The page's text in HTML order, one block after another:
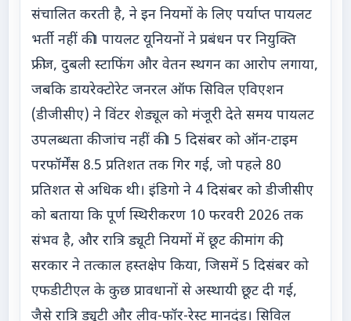
संचालित करती है, ने इन नियमों के लिए पर्याप्त पायलट
भर्ती नहीं की। पायलट यूनियनों ने प्रबंधन पर नियुक्ति
फ्रीज, दुबली स्टाफिंग और वेतन स्थगन का आरोप लगाया,
जबकि डायरेक्टोरेट जनरल ऑफ सिविल एविएशन
(डीजीसीए) ने विंटर शेड्यूल को मंजूरी देते समय पायलट
उपलब्धता की जांच नहीं की। 5 दिसंबर को ऑन-टाइम
परफॉर्मेंस 8.5 प्रतिशत तक गिर गई, जो पहले 80
प्रतिशत से अधिक थी। इंडिगो ने 4 दिसंबर को डीजीसीए
को बताया कि पूर्ण स्थिरीकरण 10 फरवरी 2026 तक
संभव है, और रात्रि ड्यूटी नियमों में छूट की मांग की,
सरकार ने तत्काल हस्तक्षेप किया, जिसमें 5 दिसंबर को
एफडीटीएल के कुछ प्रावधानों से अस्थायी छूट दी गई,
जैसे रात्रि ड्यूटी और लीव-फॉर-रेस्ट मानदंड। सिविल